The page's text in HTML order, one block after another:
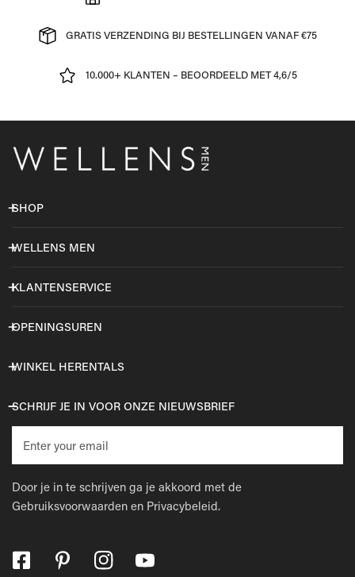
GRATIS VERZENDING BIJ BESTELLINGEN VANAF €75
10.000+ KLANTEN – BEOORDEELD MET 4,6/5
SHOP
WELLENS MEN
KLANTENSERVICE
OPENINGSUREN
WINKEL HERENTALS
SCHRIJF JE IN VOOR ONZE NIEUWSBRIEF
mail
Door je in te schrijven ga je akkoord met de
Gebruiksvoorwaarden en Privacybeleid.